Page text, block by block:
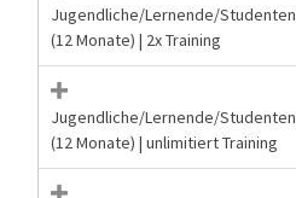
Jugendliche/Lernende/Studenten
(12 Monate) | 2x Training
Jugendliche/Lernende/Studenten
(12 Monate) | unlimitiert Training